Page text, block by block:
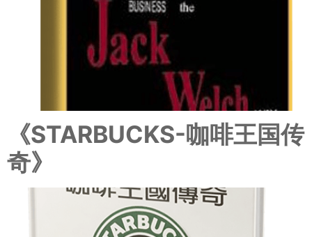
《STARBUCKS-咖啡王国传
奇》